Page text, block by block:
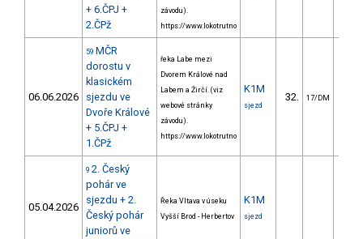
+ 6.ČPJ +
2.ČPž
závodu).
https://www.lokotrutno
06.06.2026
59 MČR
dorostu v
klasickém
sjezdu ve
Dvoře Králové
+ 5.ČPJ +
1.ČPž
řeka Labe mezi
Dvorem Králové nad
Labem a Žirčí. (viz
webové stránky
závodu).
https://www.lokotrutno
K1M
sjezd
32. 17/DM
05.04.2026
9 2. Český
pohár ve
sjezdu + 2.
Český pohár
juniorů ve
Řeka Vltava v úseku
Vyšší Brod - Herbertov
K1M
sjezd